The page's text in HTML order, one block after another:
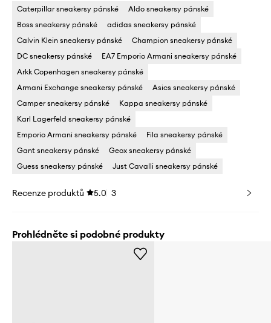
Caterpillar sneakersy pánské
Aldo sneakersy pánské
Boss sneakersy pánské
adidas sneakersy pánské
Calvin Klein sneakersy pánské
Champion sneakersy pánské
DC sneakersy pánské
EA7 Emporio Armani sneakersy pánské
Arkk Copenhagen sneakersy pánské
Armani Exchange sneakersy pánské
Asics sneakersy pánské
Camper sneakersy pánské
Kappa sneakersy pánské
Karl Lagerfeld sneakersy pánské
Emporio Armani sneakersy pánské
Fila sneakersy pánské
Gant sneakersy pánské
Geox sneakersy pánské
Guess sneakersy pánské
Just Cavalli sneakersy pánské
Recenze produktů 5.0 3
Prohlédněte si podobné produkty